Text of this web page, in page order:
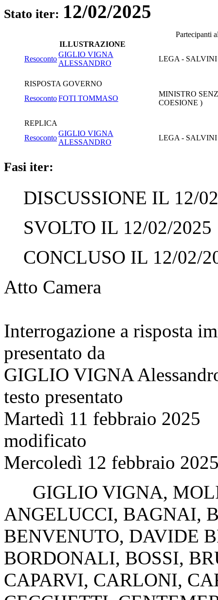
Stato iter: 12/02/2025
Partecipanti
ILLUSTRAZIONE
Resoconto
GIGLIO VIGNA
ALESSANDRO
LEGA - SALVINI
RISPOSTA GOVERNO
ResocontoFOTI TOMMASO
MINISTRO
COESIONE )
REPLICA
Resoconto
GIGLIO VIGNA
ALESSANDRO
LEGA - SALVINI
Fasi iter:
DISCUSSIONE IL 12/
SVOLTO IL 12/02/2025
CONCLUSO IL 12/02/
Atto Camera
Interrogazione a risposta
presentato da
GIGLIO VIGNA
testo presentato
Martedì 11 febbraio 2025
modificato
Mercoledì 12 febbraio
GIGLIO VIGNA,
ANGELUCCI, BAGNAI,
BENVENUTO, DAVIDE
BORDONALI, BOSSI,
CAPARVI, CARLONI,